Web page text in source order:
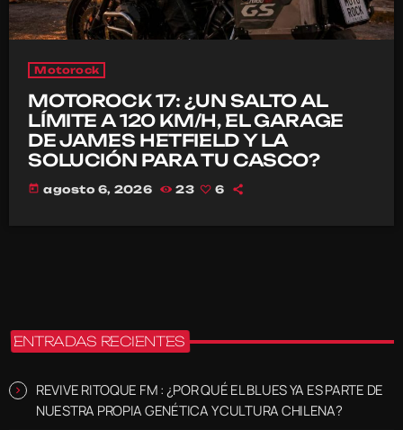
Motorock
MOTOROCK 17: ¿UN SALTO AL
LÍMITE A 120 KM/H, EL GARAGE
DE JAMES HETFIELD Y LA
SOLUCIÓN PARA TU CASCO?
today agosto 6, 2026 23 6
ENTRADAS RECIENTES
REVIVE RITOQUE FM : ¿POR QUÉ EL BLUES YA ES PARTE DE
NUESTRA PROPIA GENÉTICA Y CULTURA CHILENA?